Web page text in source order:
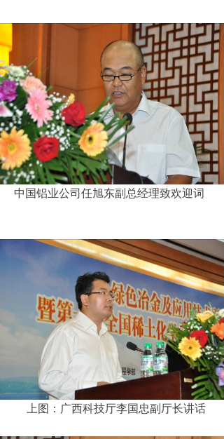
中国铝业公司任旭东副总经理致欢迎词
上图：广西科技厅李国忠副厅长讲话